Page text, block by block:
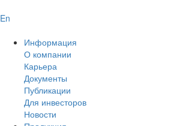
En
Информация
О компании
Карьера
Документы
Публикации
Для инвесторов
Новости